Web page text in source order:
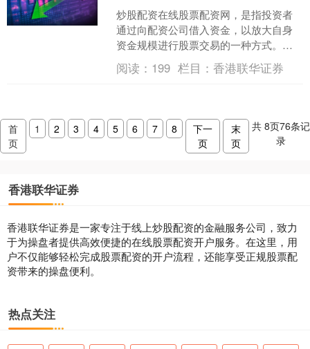
炒股配资在线股票配资网，是指投资者
通过向配资公司借入资金，以放大自身
资金规模进行股票交易的一种方式。通
过配资，投资者可以以较小的本金撬动
更大的资金，从而获得更高....
阅读： 199 栏目： 香港联华证券
首
页
1 2 3 4 5 6 7 8
下一
页
末
页
共 8页76条记
录
香港联华证券
香港联华证券是一家专注于线上炒股配资的金融服务公司，致力
于为操盘者提供高效便捷的在线股票配资开户服务。在这里，用
户不仅能够轻松完成股票配资的开户流程，还能享受正规股票配
资带来的操盘便利。
热点关注